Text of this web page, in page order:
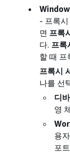
- 프록
면 프록
다. 프록
할 때 프
프록시
나를 선
디
영
용
포